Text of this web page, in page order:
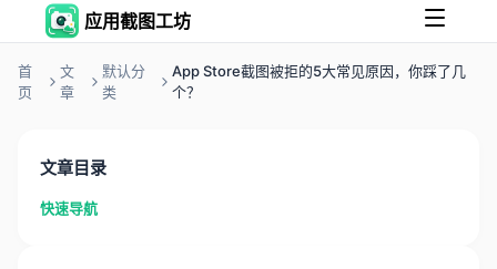
应用截图工坊
首
页
文
章
默认分
类
App Store截图被拒的5大常见原因，你踩了几
个？
文章目录
快速导航